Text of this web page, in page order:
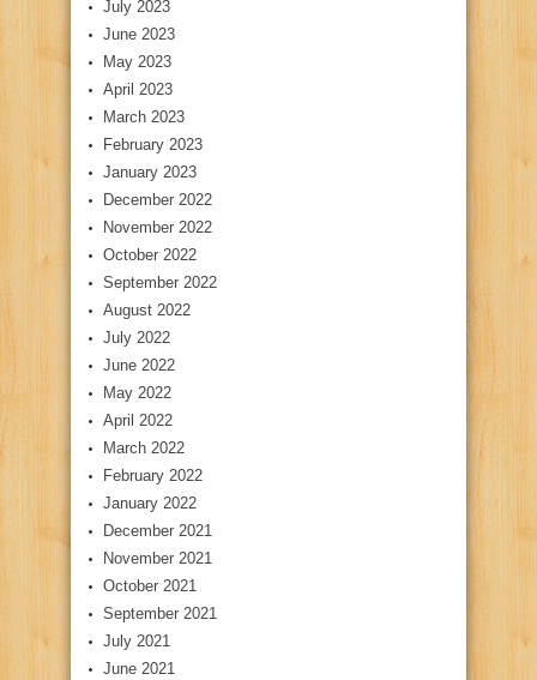
July 2023
June 2023
May 2023
April 2023
March 2023
February 2023
January 2023
December 2022
November 2022
October 2022
September 2022
August 2022
July 2022
June 2022
May 2022
April 2022
March 2022
February 2022
January 2022
December 2021
November 2021
October 2021
September 2021
July 2021
June 2021